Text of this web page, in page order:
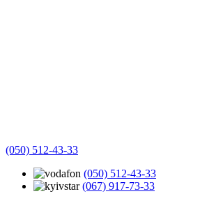
(050) 512-43-33
(050) 512-43-33
(067) 917-73-33